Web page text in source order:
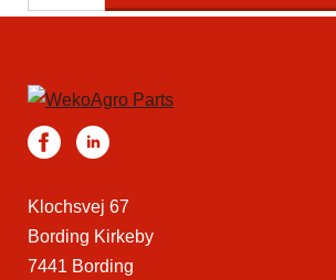
Klochsvej 67
Bording Kirkeby
7441 Bording